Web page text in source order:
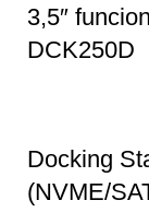
3,5″
DCK250D
Docking
(NVME/